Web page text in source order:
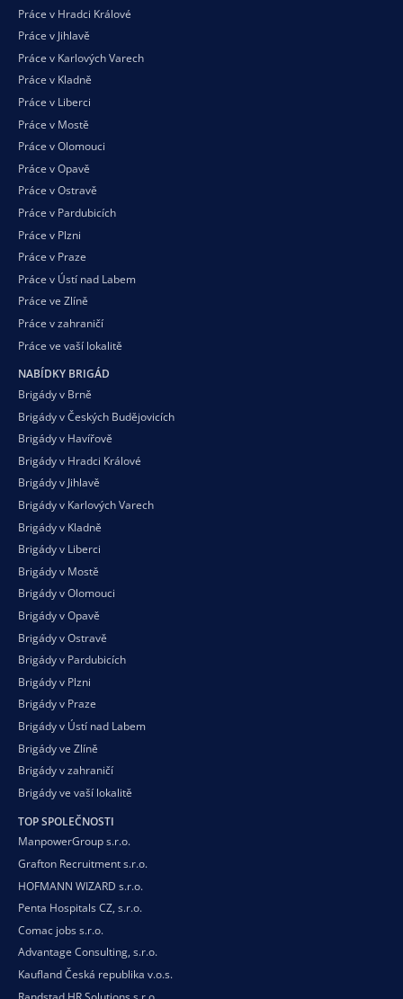
Práce v Hradci Králové
Práce v Jihlavě
Práce v Karlových Varech
Práce v Kladně
Práce v Liberci
Práce v Mostě
Práce v Olomouci
Práce v Opavě
Práce v Ostravě
Práce v Pardubicích
Práce v Plzni
Práce v Praze
Práce v Ústí nad Labem
Práce ve Zlíně
Práce v zahraničí
Práce ve vaší lokalitě
NABÍDKY BRIGÁD
Brigády v Brně
Brigády v Českých Budějovicích
Brigády v Havířově
Brigády v Hradci Králové
Brigády v Jihlavě
Brigády v Karlových Varech
Brigády v Kladně
Brigády v Liberci
Brigády v Mostě
Brigády v Olomouci
Brigády v Opavě
Brigády v Ostravě
Brigády v Pardubicích
Brigády v Plzni
Brigády v Praze
Brigády v Ústí nad Labem
Brigády ve Zlíně
Brigády v zahraničí
Brigády ve vaší lokalitě
TOP SPOLEČNOSTI
ManpowerGroup s.r.o.
Grafton Recruitment s.r.o.
HOFMANN WIZARD s.r.o.
Penta Hospitals CZ, s.r.o.
Comac jobs s.r.o.
Advantage Consulting, s.r.o.
Kaufland Česká republika v.o.s.